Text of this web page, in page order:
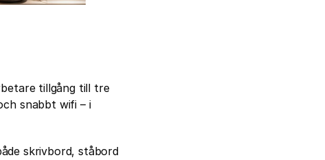
tillgång till tre
snabbt wifi – i
skrivbord, ståbord